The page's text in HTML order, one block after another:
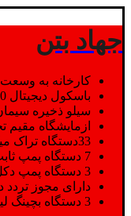
جهاد بتن
کارخانه به وسعت 20000 متر مربع
باسکول دیجیتال 60 تنی استاندارد
سیلو ذخیره سیمان به
ازمایشگاه مقیم
33دستگاه تراک میکسر
7 دستگاه پمپ ثابت
3 دستگاه پمپ دکل 36-42-52 متری
دارای مجوز تردد
3 دستگاه بچینگ لیپهر(2دستگاه 1متری و 1 دستگاه 1/2 متری با توان تولید 150 متر مکعب در ساعت)